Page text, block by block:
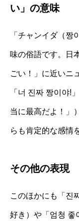
い」の意味
「チャンイダ（
味の俗語です。日
ごい！」に近いニ
「너 진짜 짱이야!
当に最高だよ！」
らも肯定的な感情
その他の表現
このほかにも「진
好き）や「엄청 좋